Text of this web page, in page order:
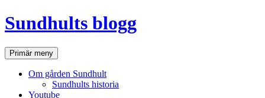
Hoppa
till
Sundhults blogg
SökPrimär meny
Om gården Sundhult
Sundhults historia
Youtube